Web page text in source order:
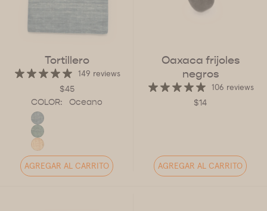
Tortillero
149 reviews
$45
COLOR:
Oceano
AGREGAR AL CARRITO
Oaxaca frijoles
negros
106 reviews
$14
AGREGAR AL CARRITO